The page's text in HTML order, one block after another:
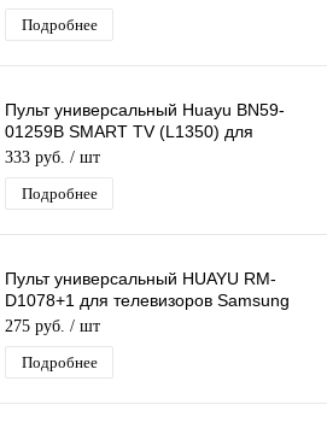
Подробнее
Пульт универсальный Huayu BN59-
01259B SMART TV (L1350) для
телевизоров Samsung
333 руб. / шт
Подробнее
Пульт универсальный HUAYU RM-
D1078+1 для телевизоров Samsung
LCD/LED
275 руб. / шт
Подробнее